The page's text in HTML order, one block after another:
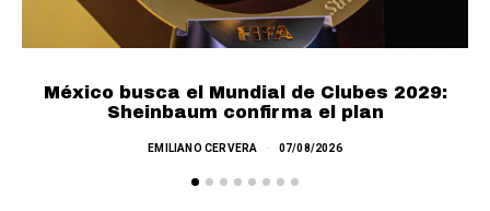
México busca el Mundial de Clubes 2029:
Sheinbaum confirma el plan
EMILIANO CERVERA 07/08/2026